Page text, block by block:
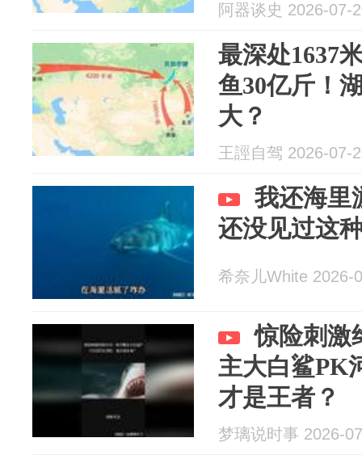
阿器谈史 2026-07-
最深处1637
鱼30亿斤！
大？
王誙自驾 2026-07-
我还海里
还没见过这
希奈儿White 2026-
惊险刺激
主大白鲨PK
才是王者？
梦璃说时事 2026-